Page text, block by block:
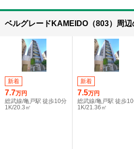
ベルグレードKAMEIDO（803）周辺
新着
7.7万円
総武線/亀戸駅 徒歩10分
1K/20.3㎡
新着
7.5万円
総武線/亀戸駅 徒歩
1K/21.36㎡